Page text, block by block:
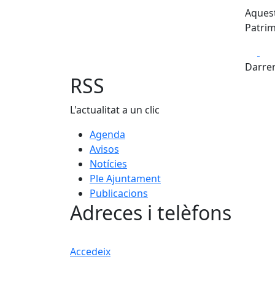
RSS
L'actualitat a un clic
Agenda
Avisos
Notícies
Ple Ajuntament
Publicacions
Adreces i telèfons
Accedeix